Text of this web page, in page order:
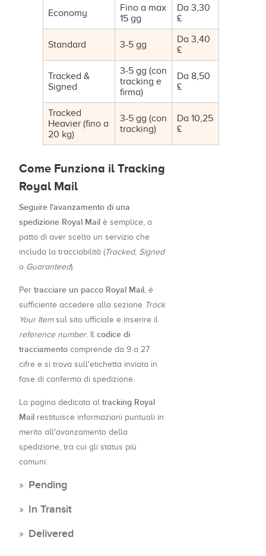
Economy
Fino a max
15 gg
Da 3,30
£
Standard 3-5 gg
Da 3,40
£
Tracked &
Signed
3-5 gg (con
tracking e
firma)
Da 8,50
£
Tracked
Heavier (fino a
20 kg)
3-5 gg (con
tracking)
Da 10,25
£
Come Funziona il Tracking
Royal Mail
Seguire l'avanzamento di una
spedizione Royal Mail è semplice, a
patto di aver scelto un servizio che
includa la tracciabilità (Tracked, Signed
o Guaranteed).
Per tracciare un pacco Royal Mail, è
sufficiente accedere alla sezione Track
Your Itemsul sito ufficiale e inserire il
reference number. Il codice di
tracciamento comprende da 9 a 27
cifre e si trova sull'etichetta inviata in
fase di conferma di spedizione.
La pagina dedicata al tracking Royal
Mail restituisce informazioni puntuali in
merito all'avanzamento della
spedizione, tra cui gli status più
comuni:
Pending
In Transit
Delivered